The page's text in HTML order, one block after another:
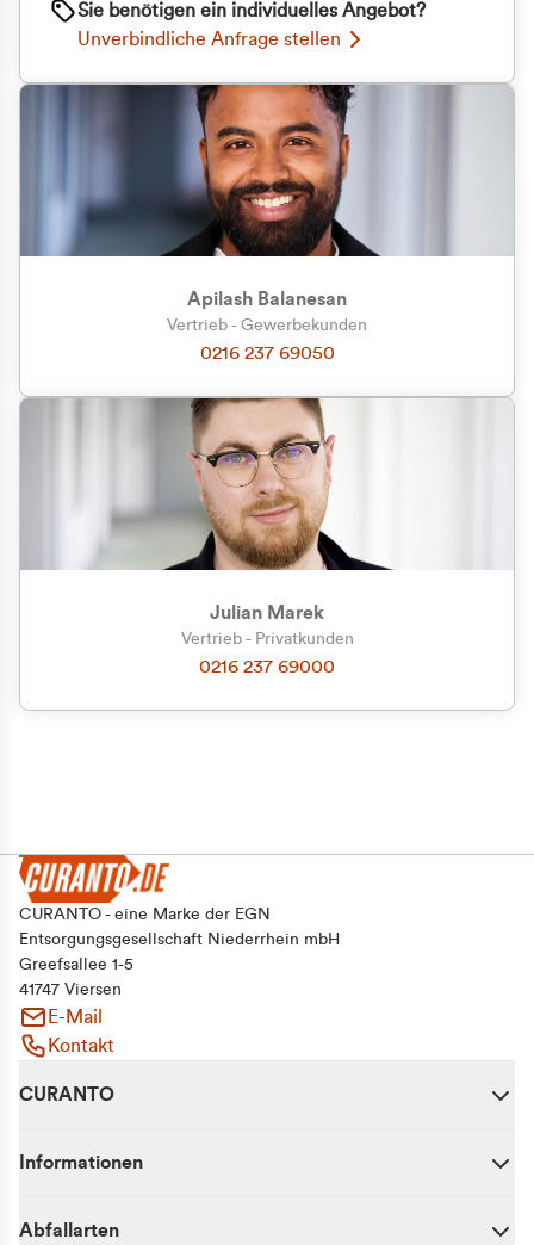
Zu welcher Kundengruppe
gehören Sie?
Privatkunde (inkl. MwSt.)
Geschäftskunde (exkl. MwSt.)
Sie benötigen ein individuelles Angebot?
Unverbindliche Anfrage stellen
Apilash Balanesan
Vertrieb - Gewerbekunden
0216 237 69050
Julian Marek
Vertrieb - Privatkunden
0216 237 69000
CURANTO - eine Marke der EGN
Entsorgungsgesellschaft Niederrhein mbH
Greefsallee 1-5
41747 Viersen
E-Mail
Kontakt
CURANTO
Informationen
Abfallarten